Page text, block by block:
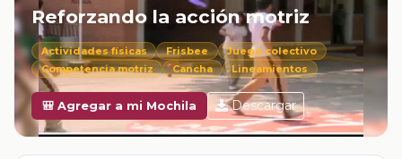
Reforzando la acción motriz
Actividades físicas Frisbee
Juego colectivo
Competencia motriz
Cancha Lineamientos
🎒 Agregar a mi Mochila Descargar